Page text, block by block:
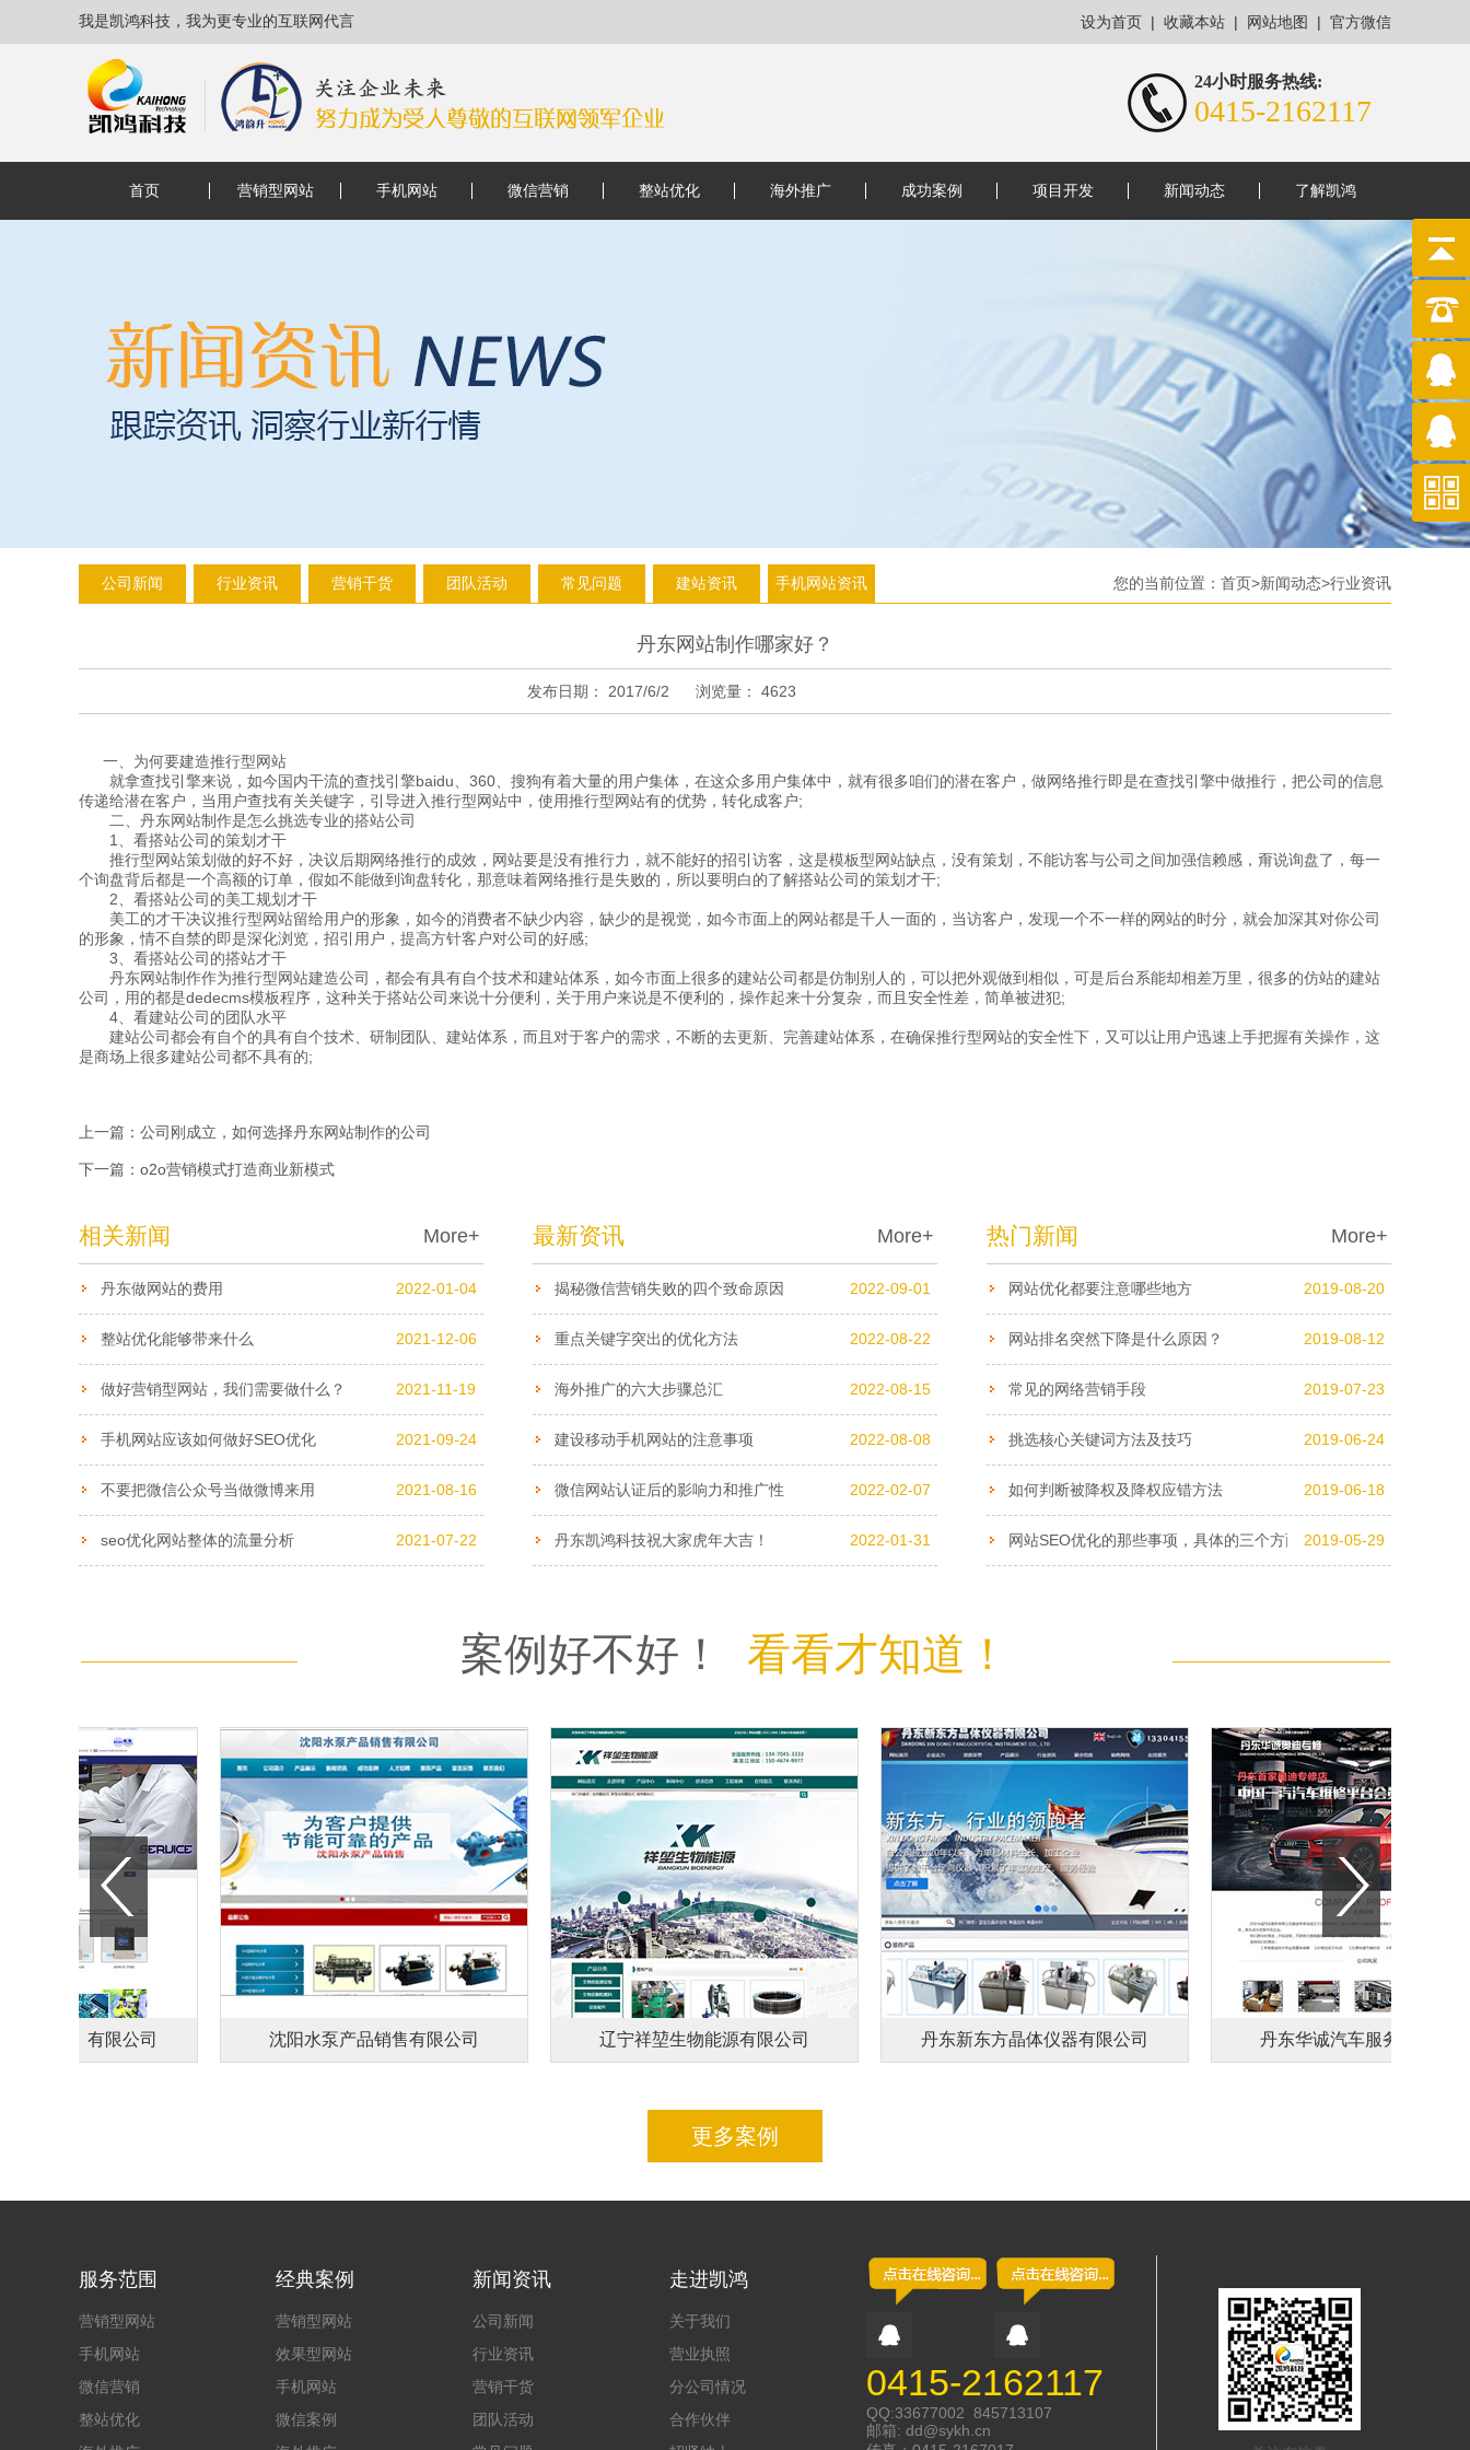
我是凯鸿科技，我为更专业的互联网代言 设为首页 | 收藏本站 | 网站地图 | 官方微信
24小时服务热线:
0415-2162117
首页 营销型网站 手机网站 微信营销 整站优化 海外推广 成功案例 项目开发 新闻动态 了解凯鸿
公司新闻 行业资讯 营销干货 团队活动 常见问题 建站资讯 手机网站资讯 您的当前位置： 首页>新闻动态>行业资讯
丹东网站制作哪家好？
发布日期： 2017/6/2 浏览量： 4623
一、为何要建造推行型网站
就拿查找引擎来说，如今国内干流的查找引擎baidu、360、搜狗有着大量的用户集体，在这众多用户集体中，就有很多咱们的潜在客户，做网络推行即是在查找引擎中做推行，把公司的信息
传递给潜在客户，当用户查找有关关键字，引导进入推行型网站中，使用推行型网站有的优势，转化成客户;
二、丹东网站制作是怎么挑选专业的搭站公司
1、看搭站公司的策划才干
推行型网站策划做的好不好，决议后期网络推行的成效，网站要是没有推行力，就不能好的招引访客，这是模板型网站缺点，没有策划，不能访客与公司之间加强信赖感，甭说询盘了，每一
个询盘背后都是一个高额的订单，假如不能做到询盘转化，那意味着网络推行是失败的，所以要明白的了解搭站公司的策划才干;
2、看搭站公司的美工规划才干
美工的才干决议推行型网站留给用户的形象，如今的消费者不缺少内容，缺少的是视觉，如今市面上的网站都是千人一面的，当访客户，发现一个不一样的网站的时分，就会加深其对你公司
的形象，情不自禁的即是深化浏览，招引用户，提高方针客户对公司的好感;
3、看搭站公司的搭站才干
丹东网站制作作为推行型网站建造公司，都会有具有自个技术和建站体系，如今市面上很多的建站公司都是仿制别人的，可以把外观做到相似，可是后台系能却相差万里，很多的仿站的建站
公司，用的都是dedecms模板程序，这种关于搭站公司来说十分便利，关于用户来说是不便利的，操作起来十分复杂，而且安全性差，简单被进犯;
4、看建站公司的团队水平
建站公司都会有自个的具有自个技术、研制团队、建站体系，而且对于客户的需求，不断的去更新、完善建站体系，在确保推行型网站的安全性下，又可以让用户迅速上手把握有关操作，这
是商场上很多建站公司都不具有的;
上一篇： 公司刚成立，如何选择丹东网站制作的公司
下一篇： o2o营销模式打造商业新模式
相关新闻 More+
丹东做网站的费用 2022-01-04
整站优化能够带来什么 2021-12-06
做好营销型网站，我们需要做什么？ 2021-11-19
手机网站应该如何做好SEO优化 2021-09-24
不要把微信公众号当做微博来用 2021-08-16
seo优化网站整体的流量分析 2021-07-22
最新资讯 More+
揭秘微信营销失败的四个致命原因 2022-09-01
重点关键字突出的优化方法 2022-08-22
海外推广的六大步骤总汇 2022-08-15
建设移动手机网站的注意事项 2022-08-08
微信网站认证后的影响力和推广性 2022-02-07
丹东凯鸿科技祝大家虎年大吉！ 2022-01-31
热门新闻 More+
网站优化都要注意哪些地方 2019-08-20
网站排名突然下降是什么原因？ 2019-08-12
常见的网络营销手段 2019-07-23
挑选核心关键词方法及技巧 2019-06-24
如何判断被降权及降权应错方法 2019-06-18
网站SEO优化的那些事项，具体的三个方面，你了解吗？
2019-05-29
案例好不好！ 看看才知道！
丹东）有限公司 沈阳水泵产品销售有限公司 辽宁祥堃生物能源有限公司 丹东新东方晶体仪器有限公司 丹东华诚汽车服务有限公司
更多案例
服务范围
营销型网站
手机网站
微信营销
整站优化
经典案例
营销型网站
效果型网站
手机网站
微信案例
新闻资讯
公司新闻
行业资讯
营销干货
团队活动
走进凯鸿
关于我们
营业执照
分公司情况
合作伙伴
0415-2162117
QQ:33677002 845713107
邮箱: dd@sykh.cn